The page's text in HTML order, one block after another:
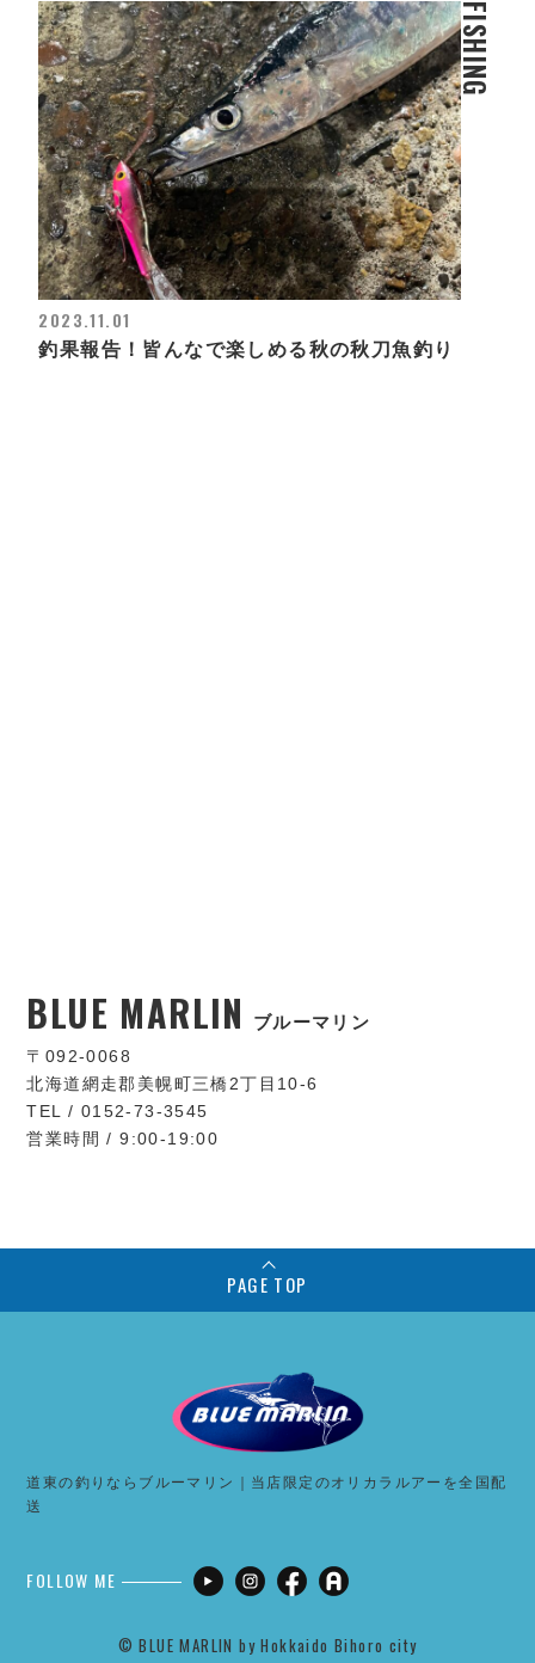
FISHING
2023.11.01
釣果報告！皆んなで楽しめる秋の秋刀魚釣り
BLUE MARLIN ブルーマリン
〒092-0068
北海道網走郡美幌町三橋2丁目10-6
TEL / 0152-73-3545
営業時間 / 9:00-19:00
PAGE TOP
道東の釣りならブルーマリン｜当店限定のオリカラルアーを全国配
送
FOLLOW ME
©︎ BLUE MARLIN by Hokkaido Bihoro city